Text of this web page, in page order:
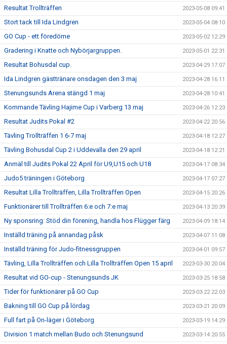
Resultat Trollträffen 2023-05-08 09:41
Stort tack till Ida Lindgren 2023-05-04 08:10
GO Cup - ett föredöme 2023-05-02 12:29
Gradering i Knatte och Nybörjargruppen. 2023-05-01 22:31
Resultat Bohusdal cup. 2023-04-29 17:07
Ida Lindgren gästtränare onsdagen den 3 maj 2023-04-28 16:11
Stenungsunds Arena stängd 1 maj 2023-04-28 10:41
Kommande Tävling Hajime Cup i Varberg 13 maj 2023-04-26 12:23
Resultat Judits Pokal #2 2023-04-22 20:56
Tävling Trollträffen 1 6-7 maj 2023-04-18 12:27
Tävling Bohusdal Cup 2 i Uddevalla den 29 april 2023-04-18 12:21
Anmäl till Judits Pokal 22 April för U9,U15 och U18 2023-04-17 08:34
Judo5 träningen i Göteborg 2023-04-17 07:27
Resultat Lilla Trollträffen, Lilla Trollträffen Open 2023-04-15 20:26
Funktionärer till Trollträffen 6:e och 7:e maj 2023-04-13 20:39
Ny sponsring: Stöd din förening, handla hos Flügger färg 2023-04-09 18:14
Inställd träning på annandag påsk 2023-04-07 11:08
Inställd träning för Judo-fitnessgruppen 2023-04-01 09:57
Tävling, Lilla Trollträffen och Lilla Trollträffen Open 15 april 2023-03-30 20:04
Resultat vid GO-cup - Stenungsunds JK 2023-03-25 18:58
Tider för funktionärer på GO Cup 2023-03-22 22:03
Bakning till GO Cup på lördag 2023-03-21 20:09
Full fart på On-läger i Göteborg 2023-03-19 14:29
Division 1 match mellan Budo och Stenungsund 2023-03-14 20:55